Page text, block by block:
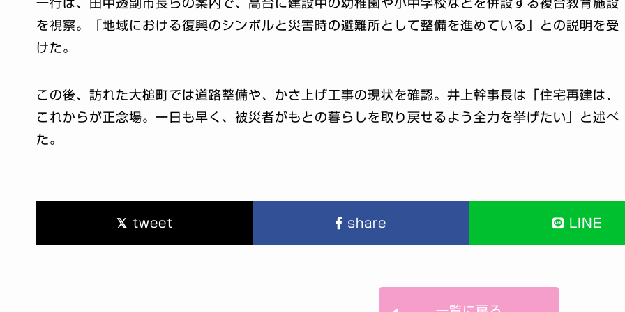
を視察。「地域における復興のシンボルと災害時の避難所として整備を進めている」との説明を受
けた。
この後、訪れた大槌町では道路整備や、かさ上げ工事の現状を確認。井上幹事長は「住宅再建は、
これからが正念場。一日も早く、被災者がもとの暮らしを取り戻せるよう全力を挙げたい」と述べ
た。
tweet share LINE